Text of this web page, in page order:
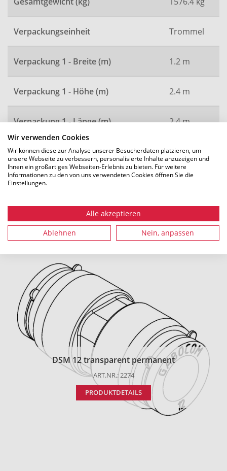
Wir verwenden Cookies
Wir können diese zur Analyse unserer Besucherdaten platzieren, um
unsere Webseite zu verbessern, personalisierte Inhalte anzuzeigen und
Ihnen ein großartiges Webseiten-Erlebnis zu bieten. Für weitere
Informationen zu den von uns verwendeten Cookies öffnen Sie die
Einstellungen.
Alle akzeptieren
Ablehnen Nein, anpassen
Verpackungseinheit Trommel
Verpackung 1 - Breite (m) 1.2 m
Verpackung 1 - Höhe (m) 2.4 m
Verpackung 1 - Länge (m) 2.4 m
Artikelnummer 2638
DSM 12 transparent permanent
ART.NR.: 2274
PRODUKTDETAILS